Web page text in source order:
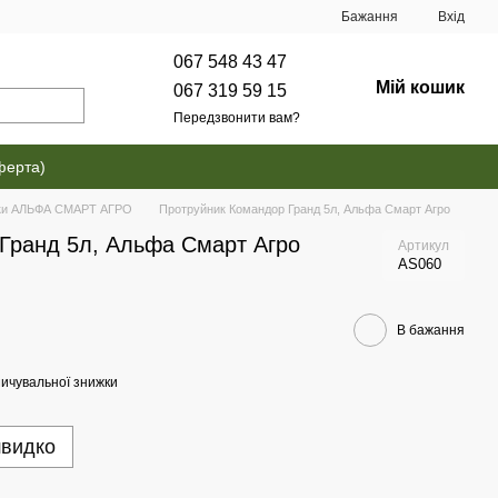
Бажання Вхід
067 548 43 47
067 319 59 15
Передзвонити вам?
Мій кошик
АЛЬФА СМАРТ АГРО Протруйник Командор Гранд 5л, Альфа Смарт Агро
5л, Альфа Смарт Агро Артикул
AS060
В бажання
знижки